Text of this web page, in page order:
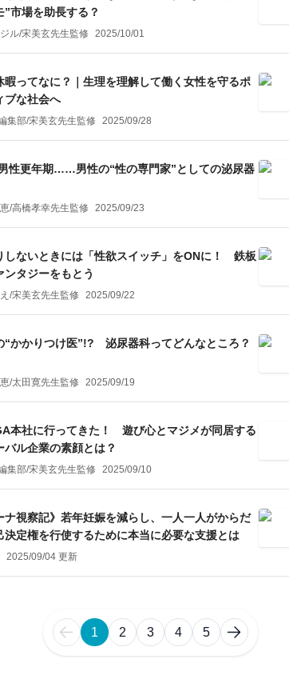
”市場を助長する？
ル/宋美玄先生監修 2025/10/01
暇ってなに？｜生理を理解して働く女性を守るポ
ブな社会へ
集部/宋美玄先生監修 2025/09/28
性更年期……男性の“性の専門家”としての泌尿器
/高橋孝幸先生監修 2025/09/23
しないときには「性欲スイッチ」をONに！ 鉄板
ンタジーをもとう
/宋美玄先生監修 2025/09/22
“かかりつけ医”!? 泌尿器科ってどんなところ？
/太田寛先生監修 2025/09/19
本社に行ってきた！ 遊び心とマジメが同居する
バル企業の素顔とは？
集部/宋美玄先生監修 2025/09/10
ナ視察記》若年妊娠を減らし、一人一人がからだ
決定権を行使するために本当に必要な支援とは
2025/09/04 更新
1 2 3 4 5